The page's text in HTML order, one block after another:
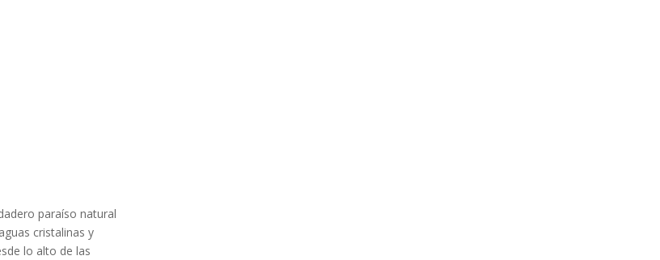
paraíso natural
cristalinas y
lo alto de las